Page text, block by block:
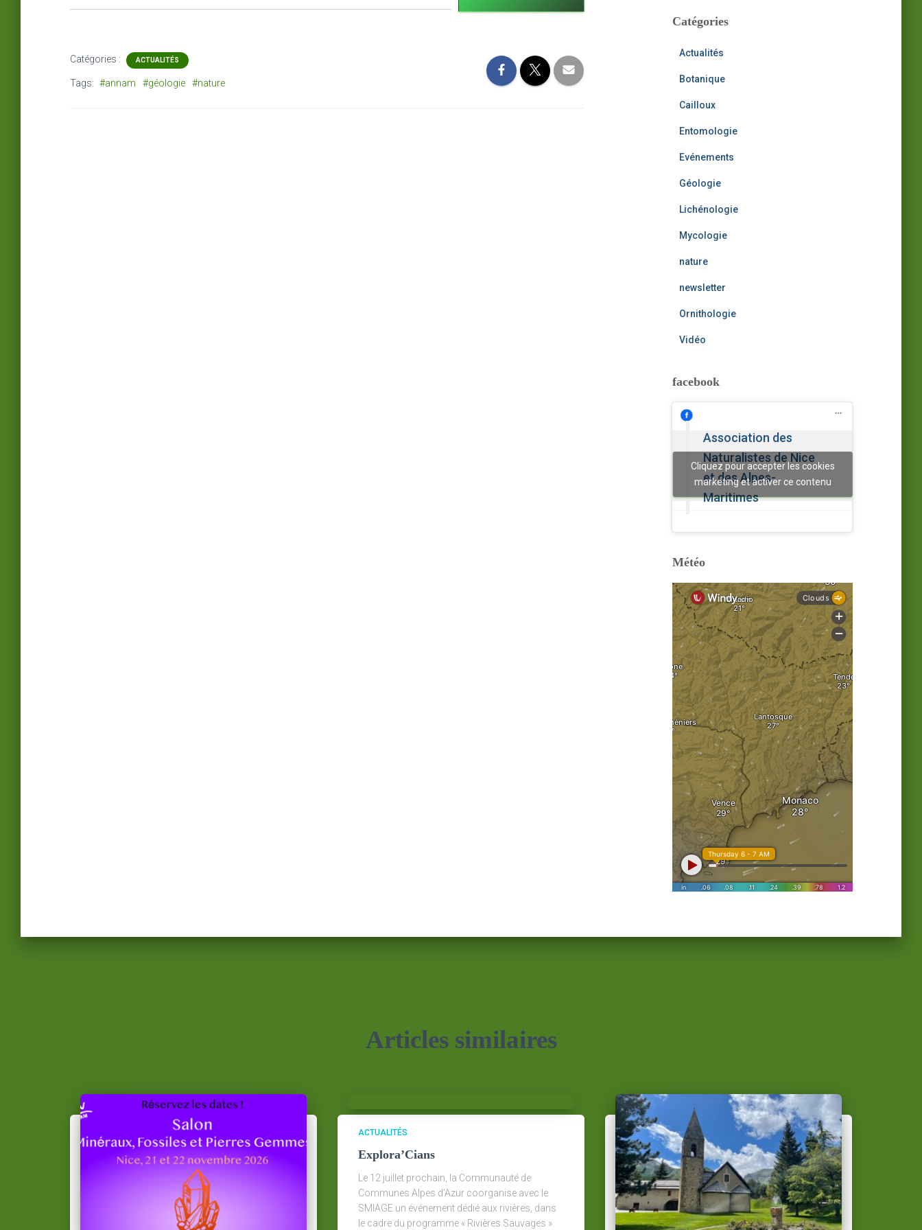
Catégories : ACTUALITÉS
Tags: #annam #géologie #nature
:iCatégories
Actualités
Botanique
Cailloux
Entomologie
Evénements
Géologie
Lichénologie
Mycologie
nature
newsletter
Ornithologie
Vidéo
facebook
Association des
Naturalistes de Nice
et des Alpes-
Maritimes
Cliquez pour accepter les cookies
marketing et activer ce contenu
Météo
Articles similaires
ACTUALITÉS
Explora’Cians
Le 12 juillet prochain, la Communauté de
Communes Alpes d’Azur coorganise avec le
SMIAGE un événement dédié aux rivières, dans
le cadre du programme « Rivières Sauvages ».